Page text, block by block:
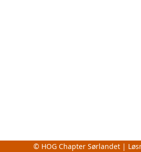
© HOG Chapter Sørlandet |